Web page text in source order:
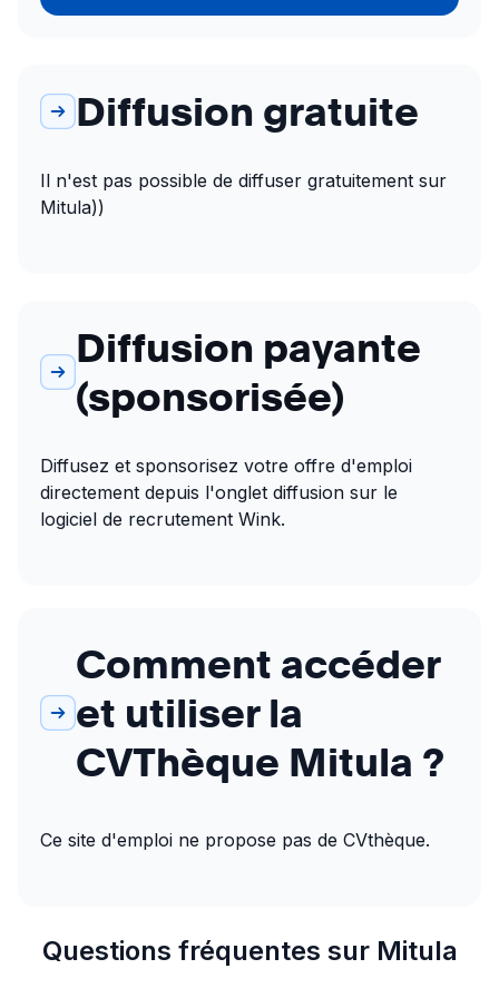
Diffusion gratuite
Il n'est pas possible de diffuser gratuitement sur
Mitula))
Diffusion payante
(sponsorisée)
Diffusez et sponsorisez votre offre d'emploi
directement depuis l'onglet diffusion sur le
logiciel de recrutement Wink.
Comment accéder
et utiliser la
CVThèque Mitula ?
Ce site d'emploi ne propose pas de CVthèque.
Questions fréquentes sur Mitula